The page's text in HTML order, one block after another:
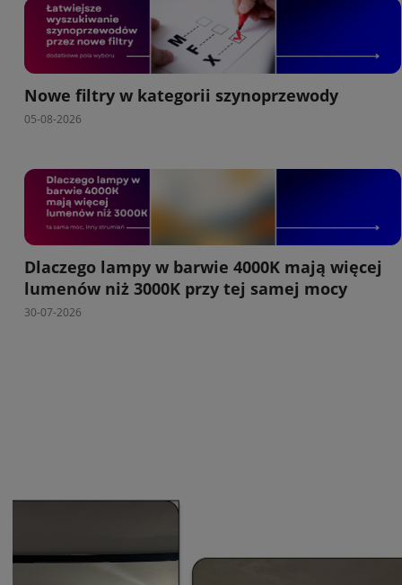
Nowe filtry w kategorii szynoprzewody
05-08-2026
Dlaczego lampy w barwie 4000K mają więcej
lumenów niż 3000K przy tej samej mocy
30-07-2026